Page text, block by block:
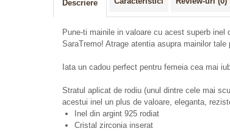
Descriere
Pune-ti mainile in valoare cu acest superb
SaraTremo! Atrage atentia asupra mainilor
Iata un cadou perfect pentru femeia cea mai
Stratul aplicat de rodiu (unul dintre cele mai
acestui inel un plus de valoare, eleganta,
Inel din argint 925 rodiat
Cristal zirconia inserat